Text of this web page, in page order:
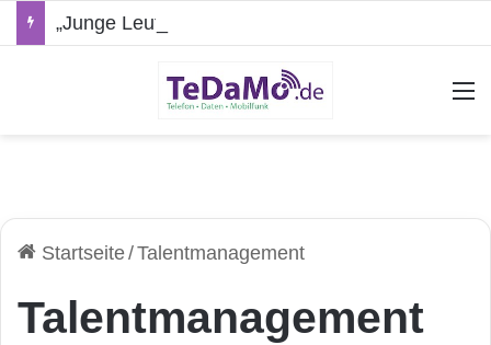
Startseite/Talentmanagement
Talentmanagement